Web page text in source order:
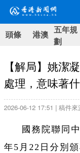
頭條 港澳 五年規
劃
【解局】姚潔
處理，意味著
2026-06-12 17:51 | 稿件
國務院聯同
年5月22日分別